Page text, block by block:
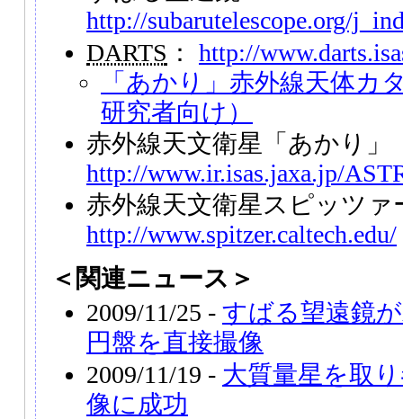
http://subarutelescope.org/
DARTS ： http://
「あかり」赤外線天体カ
研究者向け）
赤外線天文衛星「あかり」
http://www.ir.isas.jaxa.jp/
赤外線天文衛星スピッツァ
http://www.spitzer.caltech.edu/
＜関連ニュース＞
2009/11/25 - すばる望遠鏡
円盤を直接撮像
2009/11/19 - 大質量星を取
像に成功